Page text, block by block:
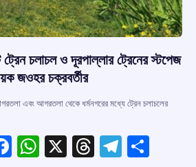
চলাচল ও দূরপাল্লার ট্রেনের স্টপেজ
জওহর চক্রবর্তীর
এবং আগরতলা থেকে ধর্মনগরের মধ্যে ট্রেন চলাচলের
F
W X
T
T